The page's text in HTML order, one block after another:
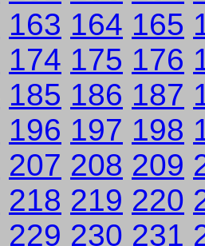
163 164 165
174 175 176
185 186 187
196 197 198
207 208 209
218 219 220
229 230 231